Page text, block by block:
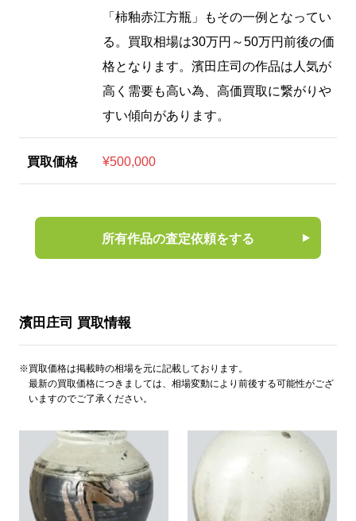
「柿釉赤江方瓶」もその一例となってい
る。買取相場は30万円～50万円前後の価
格となります。濱田庄司の作品は人気が
高く需要も高い為、高価買取に繋がりや
すい傾向があります。
買取価格 ¥500,000
所有作品の査定依頼をする
濱田庄司 買取情報
※買取価格は掲載時の相場を元に記載しております。
最新の買取価格につきましては、相場変動により前後する可能性がござ
いますのでご了承ください。